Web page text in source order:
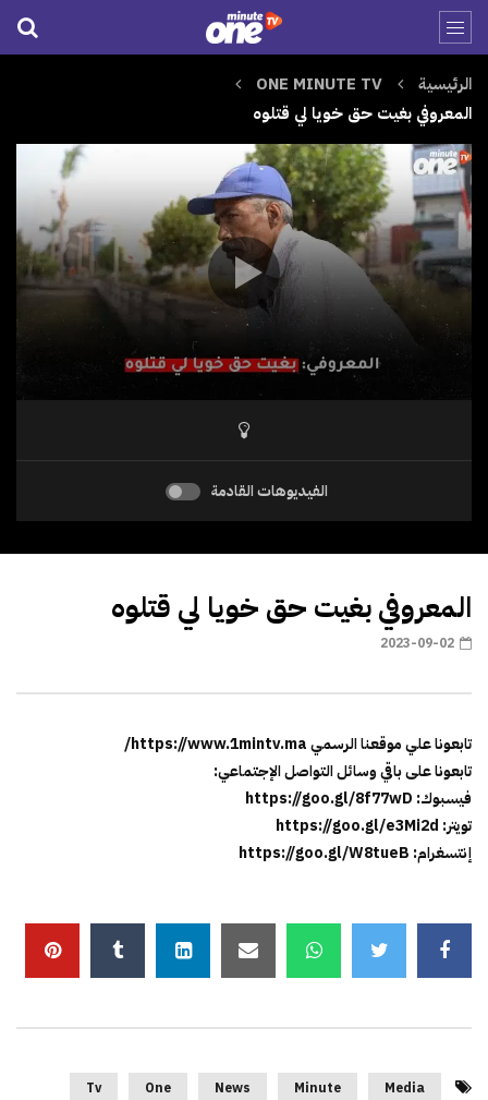
الرئيسية
ONE MINUTE TV
المعروفي بغيت حق خويا لي قتلوه
الفيديوهات القادمة
المعروفي بغيت حق خويا لي قتلوه
2023-09-02
تابعونا علي موقعنا الرسمي https://www.1mintv.ma/
تابعونا على باقي وسائل التواصل الإجتماعي:
فيسبوك: https://goo.gl/8f77wD
تويتر: https://goo.gl/e3Mi2d
إنتسغرام: https://goo.gl/W8tueB
Media
Minute
News
One
Tv